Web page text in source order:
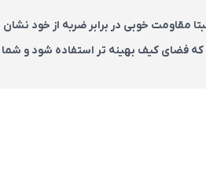
با ضربه گیر دو طرفه نسبتا مقاومت خوبی در برابر ضربه
کیف بهینه تر استفاده شود و شما